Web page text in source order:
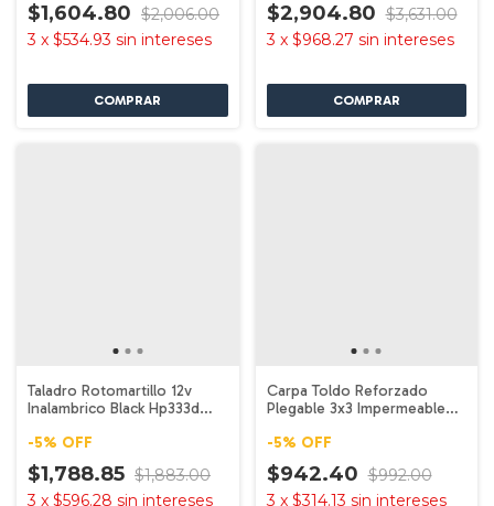
$1,604.80 $2,006.00
3 x $534.93 sin intereses
$2,904.80 $3,631.00
3 x $968.27 sin intereses
Taladro Rotomartillo 12v
Inalambrico Black Hp333d
-5% OFF
$1,788.85 $1,883.00
3 x $596.28 sin intereses
Carpa Toldo Reforzado
Plegable 3x3 Impermeable
-5% OFF
$942.40 $992.00
3 x $314.13 sin intereses